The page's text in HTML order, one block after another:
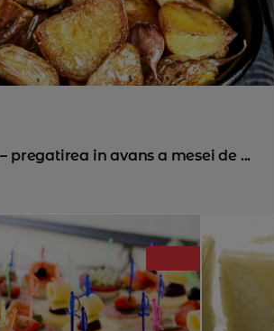
pregatirea in avans a mesei de ...